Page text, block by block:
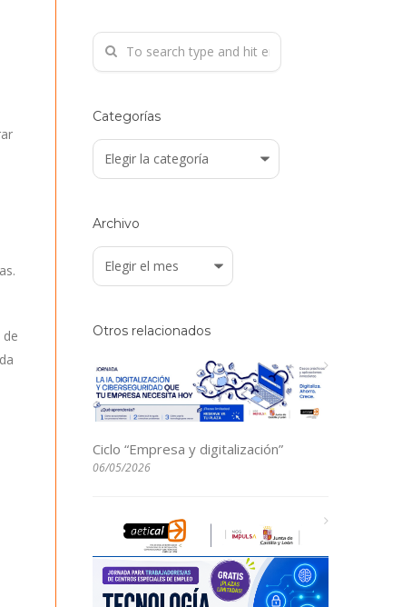
Categorías
Categorías
Archivo
Archivo
Otros relacionados
Ciclo “Empresa y digitalización”
06/05/2026